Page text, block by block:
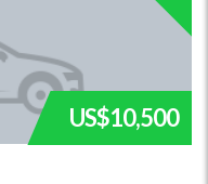
US$10,500